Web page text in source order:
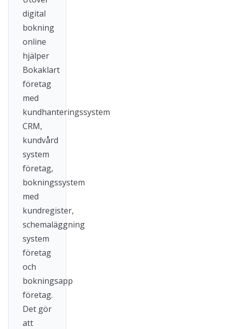
digital
bokning
online
hjälper
Bokaklart
företag
med
kundhanteringssystem
CRM,
kundvård
system
företag,
bokningssystem
med
kundregister,
schemaläggning
system
företag
och
bokningsapp
företag.
Det gör
att